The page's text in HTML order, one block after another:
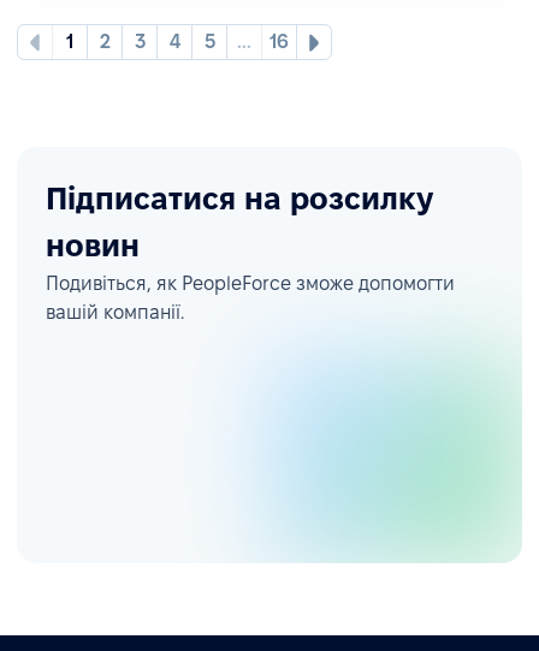
1 2 3 4 5 ... 16
Підписатися на розсилку
новин
Подивіться, як PeopleForce зможе допомогти
вашій компанії.